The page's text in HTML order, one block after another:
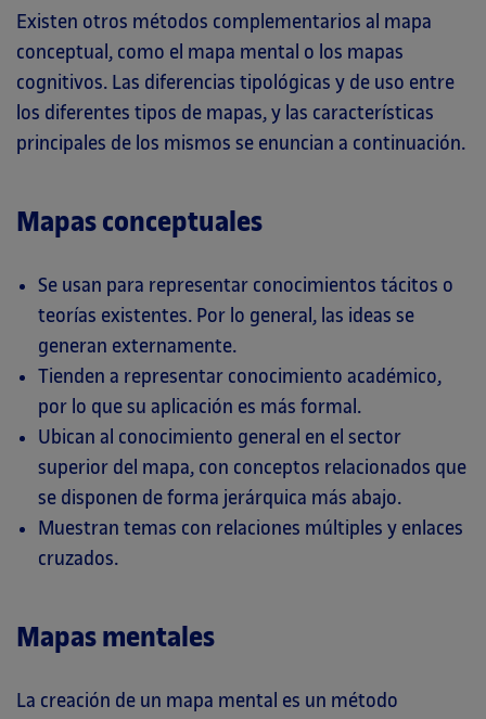
Existen otros métodos complementarios al mapa
conceptual, como el mapa mental o los mapas
cognitivos. Las diferencias tipológicas y de uso entre
los diferentes tipos de mapas, y las características
principales de los mismos se enuncian a continuación.
Mapas conceptuales
Se usan para representar conocimientos tácitos o
teorías existentes. Por lo general, las ideas se
generan externamente.
Tienden a representar conocimiento académico,
por lo que su aplicación es más formal.
Ubican al conocimiento general en el sector
superior del mapa, con conceptos relacionados que
se disponen de forma jerárquica más abajo.
Muestran temas con relaciones múltiples y enlaces
cruzados.
Mapas mentales
La creación de un mapa mental es un método